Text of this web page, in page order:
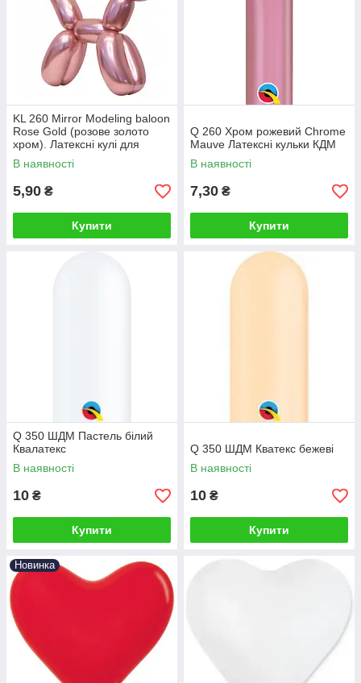
KL 260 Mirror Modeling baloon
Rose Gold (розове золото
хром). Латексні кулі для
моделювання ШДМ
В наявності
5,90 ₴
Купити
Q 260 Хром рожевий Chrome
Mauve Латексні кульки КДМ
В наявності
7,30 ₴
Купити
Q 350 ШДМ Пастель білий
Квалатекс
В наявності
10 ₴
Купити
Q 350 ШДМ Кватекс бежеві
В наявності
10 ₴
Купити
Новинка